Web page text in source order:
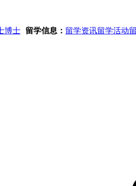
博士 留学信息： 留学资讯留学活动